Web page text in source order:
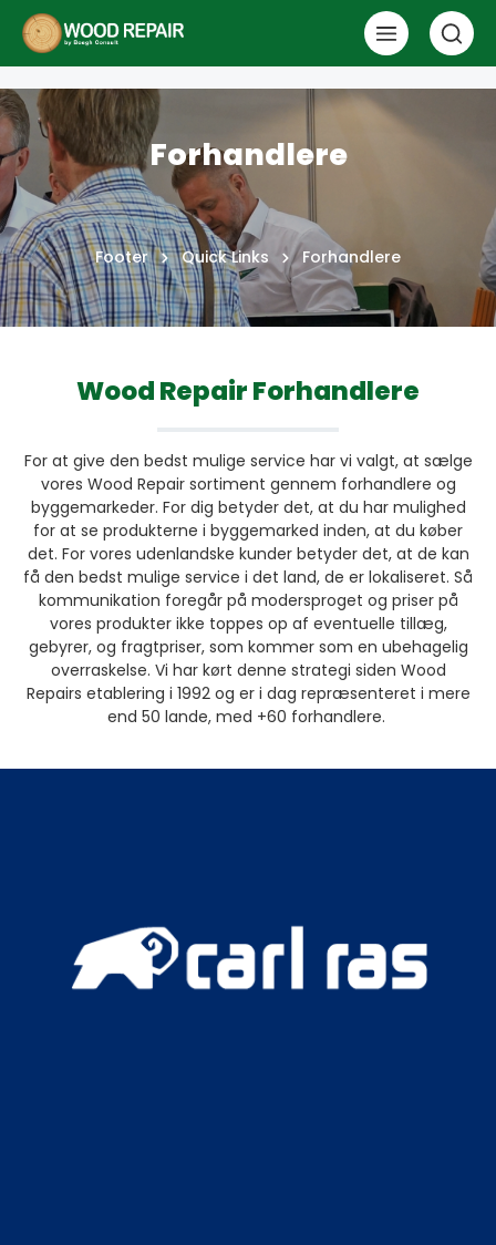
Forhandlere
Footer Quick Links Forhandlere
Wood Repair Forhandlere
For at give den bedst mulige service har vi valgt, at sælge
vores Wood Repair sortiment gennem forhandlere og
byggemarkeder. For dig betyder det, at du har mulighed
for at se produkterne i byggemarked inden, at du køber
det. For vores udenlandske kunder betyder det, at de kan
få den bedst mulige service i det land, de er lokaliseret. Så
kommunikation foregår på modersproget og priser på
vores produkter ikke toppes op af eventuelle tillæg,
gebyrer, og fragtpriser, som kommer som en ubehagelig
overraskelse. Vi har kørt denne strategi siden Wood
Repairs etablering i 1992 og er i dag repræsenteret i mere
end 50 lande, med +60 forhandlere.